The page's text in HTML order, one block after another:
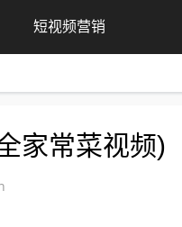
短视频营销
家常菜视频)